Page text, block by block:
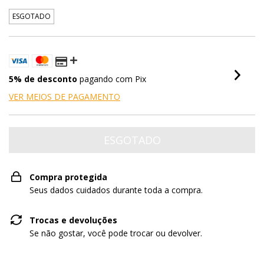
ESGOTADO
5% de desconto pagando com Pix
VER MEIOS DE PAGAMENTO
Compra protegida
Seus dados cuidados durante toda a compra.
Trocas e devoluções
Se não gostar, você pode trocar ou devolver.